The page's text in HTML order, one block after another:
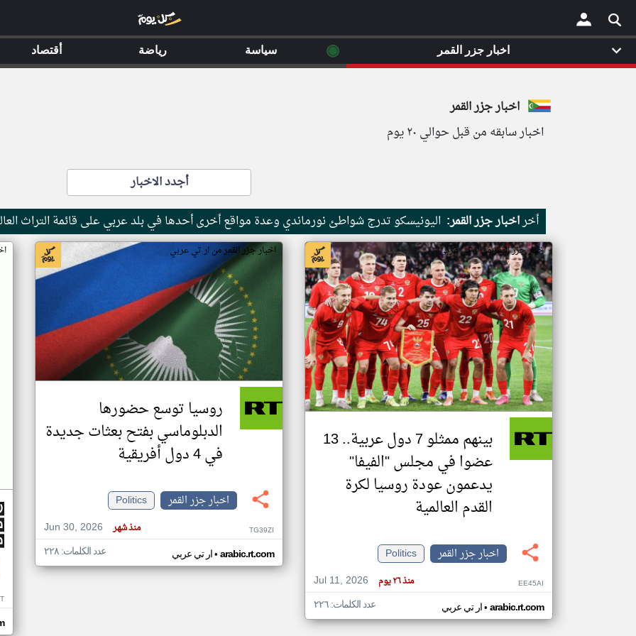
×
اخبار جزر القمر
اخبار سابقه من قبل حوالي ٢٠ يوم
أجدد الاخبار
أخراخبار جزر القمر: اليونيسكو تدرج شواطئ نورماندي وعدة مواقع أخرى أحدها في بلد عربي على قائمة التراث
اخبار جزر القمر من ار تي عربي
بينهم ممثلو 7 دول عربية.. 13
عضوا في مجلس "الفيفا"
يدعمون عودة روسيا لكرة
القدم العالمية
اخبار جزر القمر
Politics
Jul 11, 2026
منذ ٢٦ يوم EE45AI
ار تي عربي• arabic.rt.com عدد الكلمات: ٢٢٦
اخبار جزر القمر من ار تي عربي
روسيا توسع حضورها
الدبلوماسي بفتح بعثات جديدة
في 4 دول أفريقية
اخبار جزر القمر
Politics
Jun 30, 2026
منذ شهر TG39ZI
ار تي عربي• arabic.rt.com عدد الكلمات: ٢٢٨
اخبار جزر القمر ◉ سياسة رياضة أقتصاد